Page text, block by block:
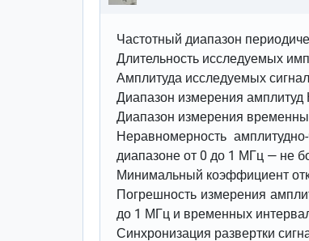
Частотный диапазон
Длительность исследуемых
Амплитуда исследуемых
Диапазон измерения
Диапазон измерения
Неравномерность
диапазоне от 0 до 1 МГц — не
Минимальный коэффициент
Погрешность измерения
до 1 МГц и временных
Синхронизация развертки